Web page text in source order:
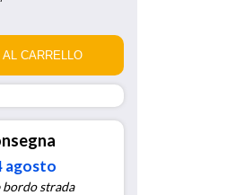
agosto
bordo strada